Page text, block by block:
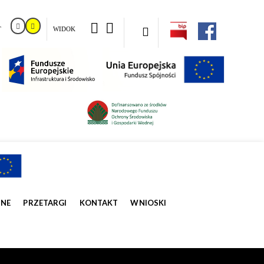
WIDOK
PRZETARGI KONTAKT WNIOSKI